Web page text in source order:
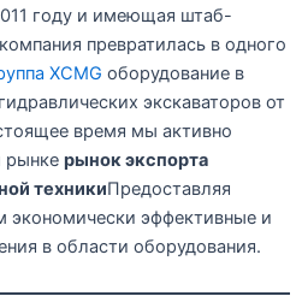
году и имеющая штаб-
превратилась в одного
XCMG оборудование в
экскаваторов от
время мы активно
рынке рынок экспорта
техникиПредоставляя
эффективные и
в области оборудования.